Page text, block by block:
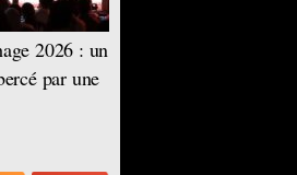
2026 : un
par une